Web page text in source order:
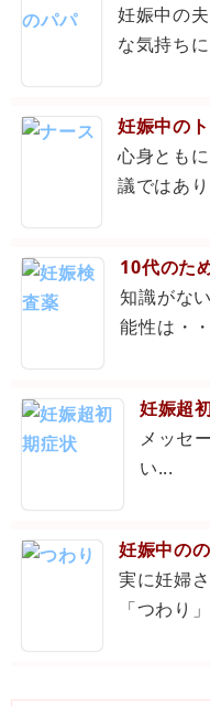
妊娠中の
な気持ち
妊娠中の
心身とも
議ではあ
10代のた
知識がな
能性は・・
妊娠超
メッセ
い...
妊娠中の
実に妊婦
「つわり